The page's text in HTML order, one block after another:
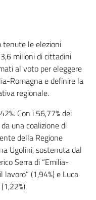
tenute le elezioni
milioni di cittadini
al voto per eleggere
Romagna e definire la
regionale.
Con i 56,77% dei
una coalizione di
della Regione
Ugolini, sostenuta dal
Serra di “Emilia-
(1,94%) e Luca